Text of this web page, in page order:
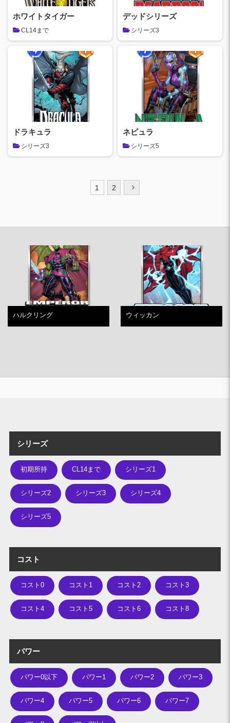
ホワイトタイガー
CL14まで
デッドシリーズ
シリーズ3
ドラキュラ
シリーズ3
ネビュラ
シリーズ5
ー
1 2
ハルクリング ウィッカン
シリーズ
初期所持 CL14まで シリーズ1
シリーズ2 シリーズ3 シリーズ4
シリーズ5
コスト
コスト0 コスト1 コスト2 コスト3
コスト4 コスト5 コスト6 コスト8
パワー
パワー0以下 パワー1 パワー2 パワー3
パワー4 パワー5 パワー6 パワー7